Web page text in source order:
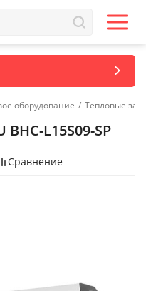
оборудование / Тепловые
L15S09-SP
Сравнение